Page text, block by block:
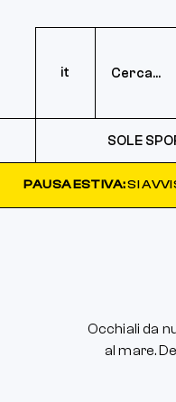
it
SOLE
PAUSA ESTIVA:SI
Occhiali da
al mare.